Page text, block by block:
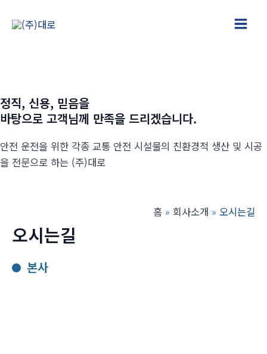
뛰
기
Main
정직, 신용, 믿음을
바탕으로 고객님께 만족을 드리겠습니다.
안전 운전을 위한 각종 교통 안전 시설물의 친환경적 생산 및 시공
을 전문으로 하는 (주)대로
홈 회사소개 오시는길
오시는길
본사